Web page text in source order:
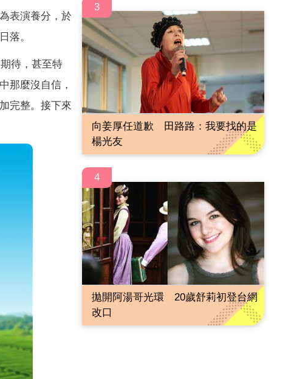
表演養分，於
落。
待，甚至特
那麼沒自信，
完整。接下來
3
向姜厚任道歉 田路路：我要找的是
楊光友
4
拋開阿湯哥光環 20歲舒莉初登台網
改口